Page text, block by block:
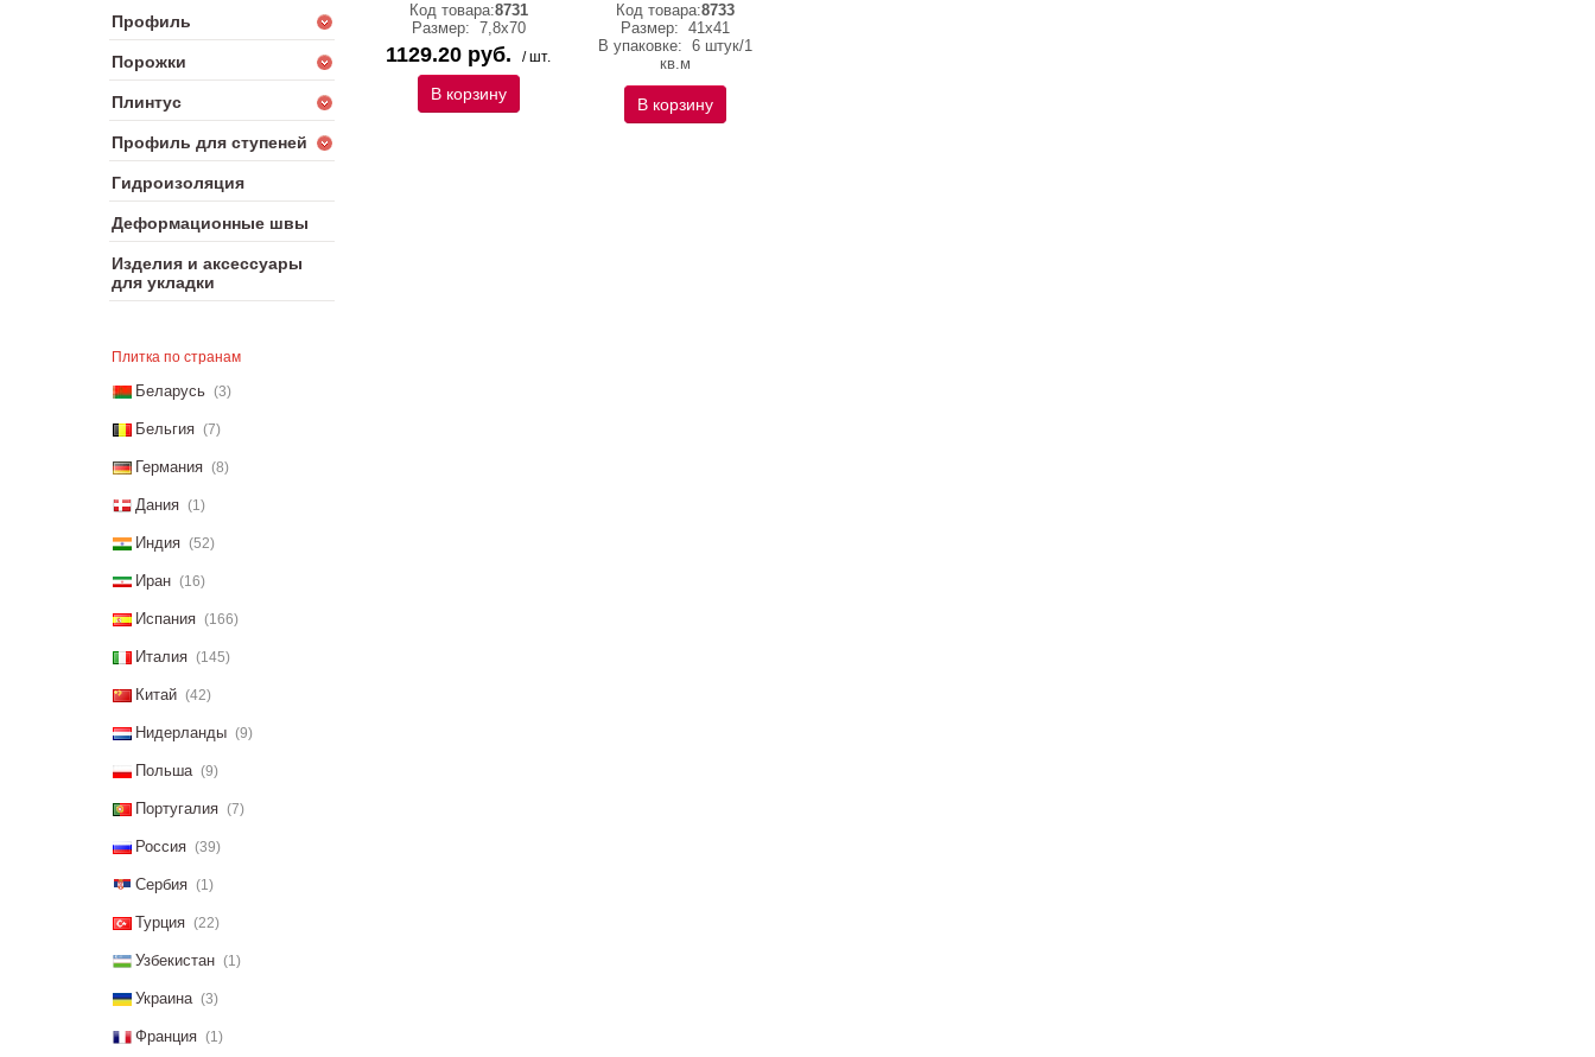
Профиль
Порожки
Плинтус
Профиль для ступеней
Гидроизоляция
Деформационные швы
Изделия и аксессуары
для укладки
Плитка по странам
Беларусь (3)
Бельгия (7)
Германия (8)
Дания (1)
Индия (52)
Иран (16)
Испания (166)
Италия (145)
Китай (42)
Нидерланды (9)
Польша (9)
Португалия (7)
Россия (39)
Сербия (1)
Турция (22)
Узбекистан (1)
Украина (3)
Франция (1)
Код товара:8731
Размер: 7,8х70
1129.20 руб. / шт.
В корзину
Код товара:8733
Размер: 41х41
В упаковке: 6 штук/1
кв.м
В корзину